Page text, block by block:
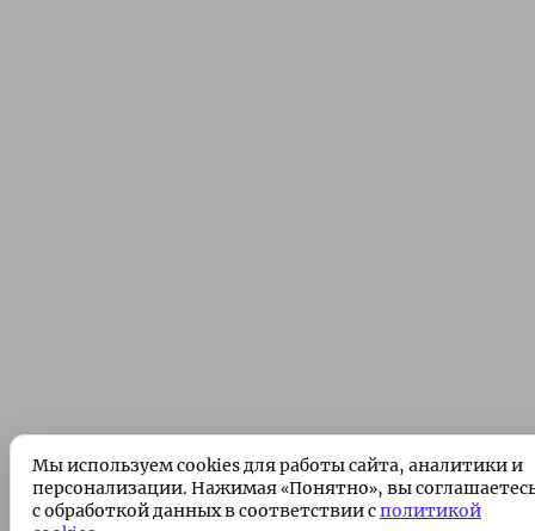
Мы используем cookies для работы сайта, аналитики и
персонализации. Нажимая «Понятно», вы
с обработкой данных в соответствии сполитикой